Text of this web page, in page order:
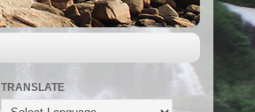
TRANSLATE